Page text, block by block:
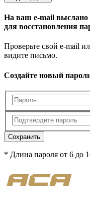
На ваш e-mail выслано
для восстановления
Проверьте свой e-mail
видите письмо.
Создайте новый
Сохранить
* Длина пароля от 6 до